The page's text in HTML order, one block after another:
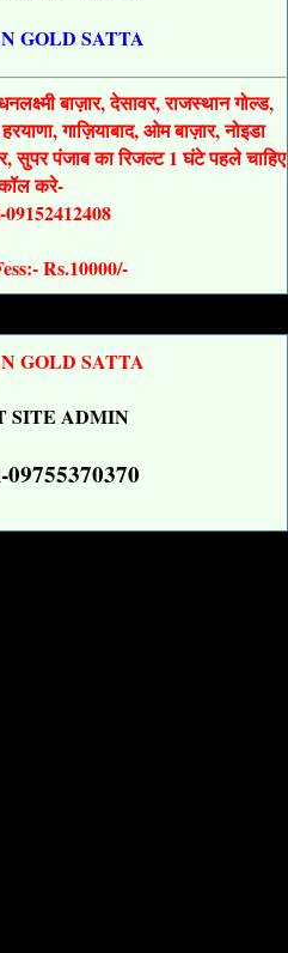
GOLD SATTA
बाज़ार, देसावर, राजस्थान गोल्ड,
गाज़ियाबाद, ओम बाज़ार, नोइडा
सुपर पंजाब का रिजल्ट 1 घंटे पहले चाहिए
करे-
Rs.10000/-
GOLD SATTA
SITE ADMIN